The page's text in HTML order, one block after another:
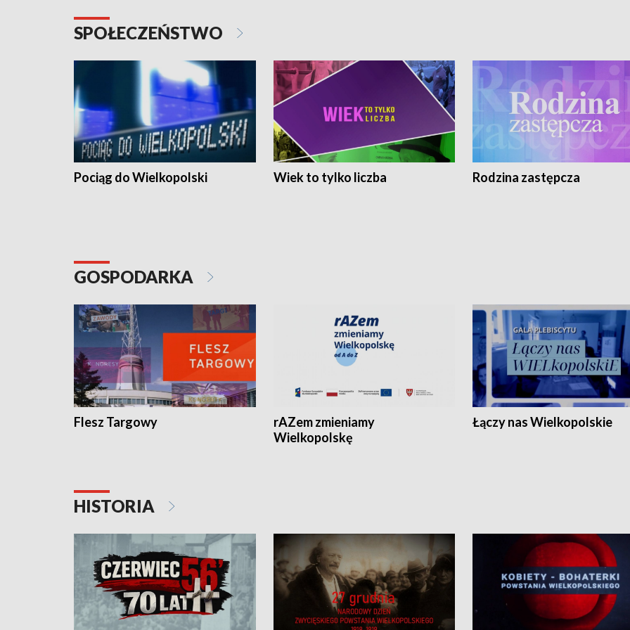
SPOŁECZEŃSTWO
Pociąg do Wielkopolski Wiek to tylko liczba Rodzina zastępcza
GOSPODARKA
Flesz Targowy
rAZem zmieniamy
Wielkopolskę
Łączy nas Wielkopolskie
HISTORIA